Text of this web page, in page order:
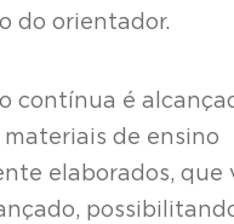
do orientador.
contínua é
de ensino
elaborados, que